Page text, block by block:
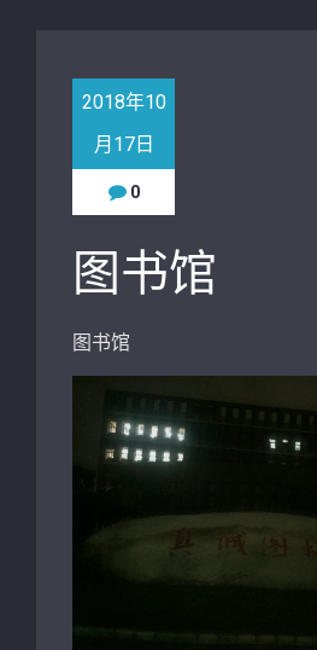
2018年10
月17日
0
图书馆
图书馆